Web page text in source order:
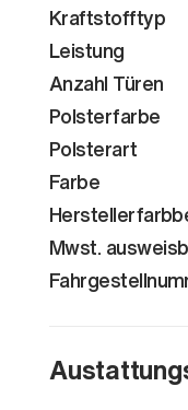
Kraftstofftyp
Leistung
Anzahl Türen
Polsterfarbe
Polsterart
Farbe
Mwst.